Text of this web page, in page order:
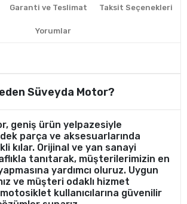
Garanti ve Teslimat Taksit Seçenekleri
Yorumlar
Süveyda Motor?
geniş ürün yelpazesiyle
parça ve aksesuarlarında
kılar. Orijinal ve yan sanayi
tanıtarak, müşterilerimizin en
yardımcı oluruz. Uygun
ve müşteri odaklı hizmet
motosiklet kullanıcılarına güvenilir